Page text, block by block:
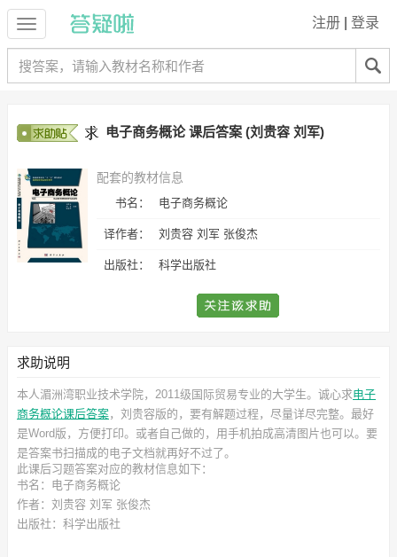
注册 登录
电子商务概论 课后答案 (刘贵容 刘军)
配套的教材信息
书名： 电子商务概论
译作者： 刘贵容 刘军 张俊杰
出版社： 科学出版社
求助说明
本人湄洲湾职业技术学院，2011级国际贸易专业的大学生。诚心求电子
商务概论课后答案，刘贵容版的，要有解题过程，尽量详尽完整。最好
是Word版，方便打印。或者自己做的，用手机拍成高清图片也可以。要
是答案书扫描成的电子文档就再好不过了。
此课后习题答案对应的教材信息如下：
书名：电子商务概论
作者：刘贵容 刘军 张俊杰
出版社：科学出版社